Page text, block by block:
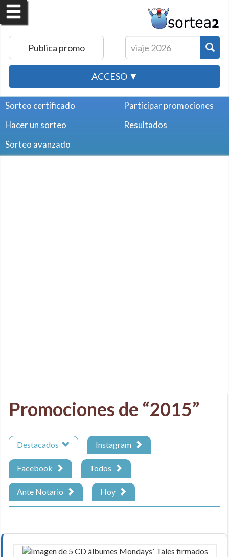
Publica promo
ACCESO ▼
Sorteo certificado
Hacer un sorteo
Sorteo avanzado
Participar promociones
Resultados
Promociones de “2015”
Destacados Instagram
Facebook Todos
Ante Notario Hoy